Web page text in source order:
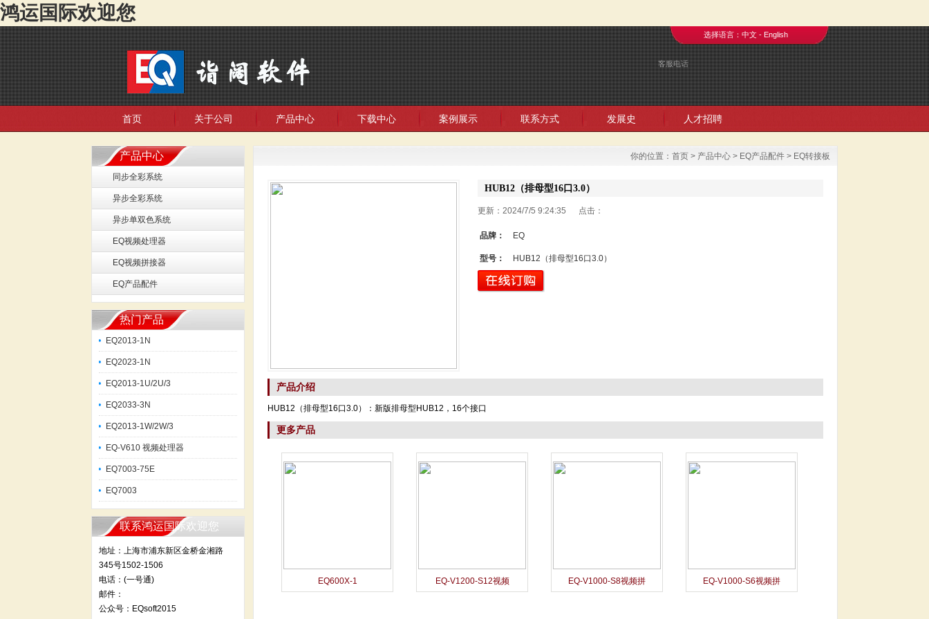
鸿运国际欢迎您
选择语言： 中文- English
客服电话
首页 关于公司 产品中心 下载中心 案例展示 联系方式 发展史 人才招聘
产品中心
同步全彩系统
异步全彩系统
异步单双色系统
EQ视频处理器
EQ视频拼接器
EQ产品配件
热门产品
EQ2013-1N
EQ2023-1N
EQ2013-1U/2U/3
EQ2033-3N
EQ2013-1W/2W/3
EQ-V610 视频处理器
EQ7003-75E
EQ7003
联系鸿运国际欢迎您
地址：上海市浦东新区金桥金湘路
345号1502-1506
电话：(一号通)
邮件：
公众号：EQsoft2015
你的位置： 首页 > 产品中心 > EQ产品配件 > EQ转接板
HUB12（排母型16口3.0）
更新：2024/7/5 9:24:35 点击：
品牌： EQ
型号： HUB12（排母型16口3.0）
产品介绍
HUB12（排母型16口3.0）：新版排母型HUB12，16个接口
更多产品
EQ600X-1 EQ-V1200-S12视频 EQ-V1000-S8视频拼 EQ-V1000-S6视频拼